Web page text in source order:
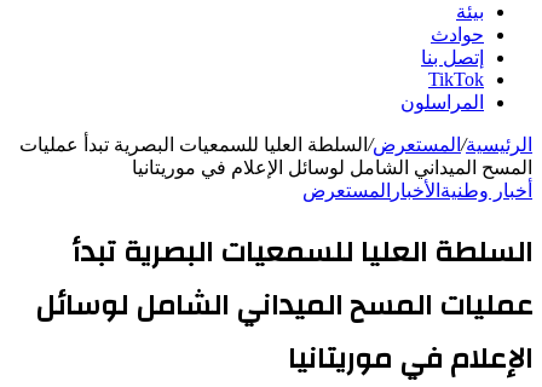
بيئة
حوادث
إتصل بنا
TikTok
المراسلون
الرئيسية/ المستعرض/ السلطة العليا للسمعيات البصرية تبدأ عمليات
المسح الميداني الشامل لوسائل الإعلام في موريتانيا
أخبار وطنية الأخبار المستعرض
السلطة العليا للسمعيات البصرية تبدأ
عمليات المسح الميداني الشامل لوسائل
الإعلام في موريتانيا